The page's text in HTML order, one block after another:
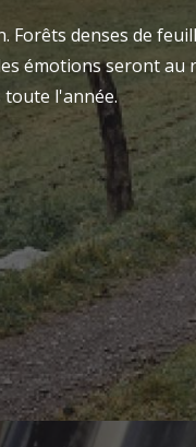
Forêts denses de
émotions seront
toute l'année.